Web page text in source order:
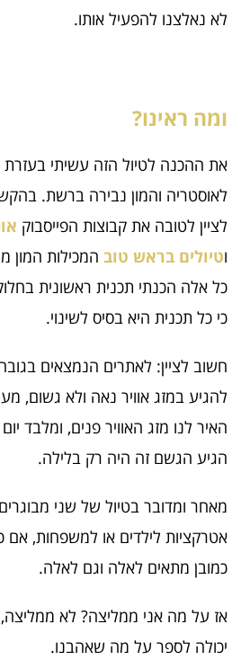
לא נאלצנו להפעיל אותו.
ומה ראינו?
את ההכנה לטיול הזה עשיתי בעזרת
לאוסטריה והמון נבירה ברשת.
לציין לטובה את קבוצות הפייסבוק
וטיולים בראש טוב המכילות המון
כל אלה הכנתי תכנית ראשונית
כי כל תכנית היא בסיס לשינוי.
חשוב לציין: לאתרים הנמצאים
להגיע במזג אוויר נאה ולא גשום,
האיר לנו מזג האוויר פנים, ומלבד
הגיע הגשם זה היה רק בלילה.
מאחר ומדובר בטיול של שני
אטרקציות לילדים או למשפחות, אם
כמובן מתאים לאלה וגם לאלה.
אז על מה אני ממליצה? לא
יכולה לספר על מה שאהבנו.